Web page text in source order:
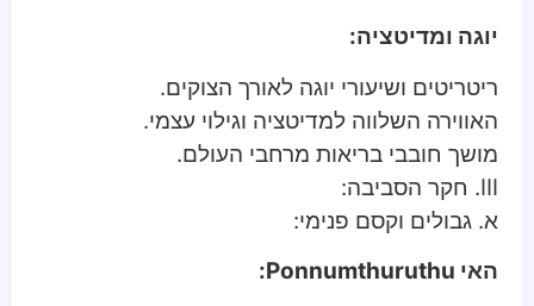
יוגה ומדיטציה:
ריטריטים ושיעורי יוגה לאורך הצוקים.
האווירה השלווה למדיטציה וגילוי עצמי.
מושך חובבי בריאות מרחבי העולם.
III. חקר הסביבה:
א. גבולים וקסם פנימי:
האי Ponnumthuruthu: